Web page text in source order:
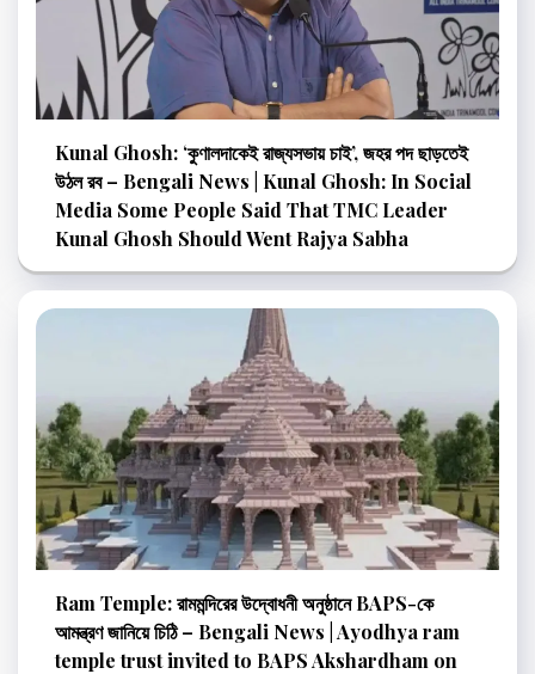
Kunal Ghosh: ‘কুণালদাকেই রাজ্যসভায় চাই’, জহর পদ ছাড়তেই
উঠল রব – Bengali News | Kunal Ghosh: In Social
Media Some People Said That TMC Leader
Kunal Ghosh Should Went Rajya Sabha
Ram Temple: রামমন্দিরের উদ্বোধনী অনুষ্ঠানে BAPS-কে
আমন্ত্রণ জানিয়ে চিঠি – Bengali News | Ayodhya ram
temple trust invited to BAPS Akshardham on